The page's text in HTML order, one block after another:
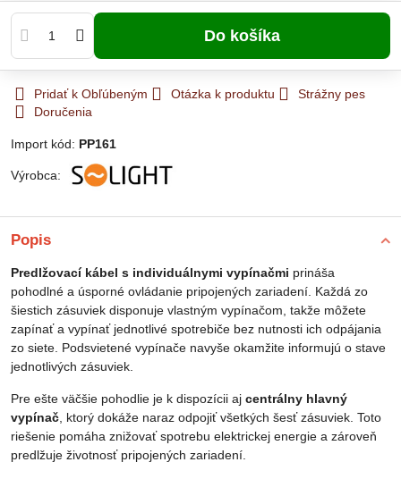
Do košíka
Pridať k Obľúbeným Otázka k produktu
Strážny pes
Doručenia
Import kód: PP161
Výrobca:
Popis
Predlžovací kábel s individuálnymi vypínačmi prináša
pohodlné a úsporné ovládanie pripojených zariadení. Každá zo
šiestich zásuviek disponuje vlastným vypínačom, takže môžete
zapínať a vypínať jednotlivé spotrebiče bez nutnosti ich odpájania
zo siete. Podsvietené vypínače navyše okamžite informujú o stave
jednotlivých zásuviek.
Pre ešte väčšie pohodlie je k dispozícii aj centrálny hlavný
vypínač , ktorý dokáže naraz odpojiť všetkých šesť zásuviek. Toto
riešenie pomáha znižovať spotrebu elektrickej energie a zároveň
predlžuje životnosť pripojených zariadení.